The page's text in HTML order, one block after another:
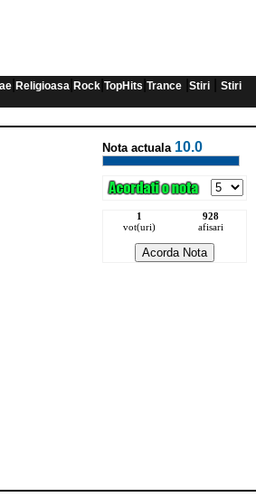
Religioasa Rock TopHits Trance Stiri
Stiri
Nota actuala 10.0
1
vot(uri)
928
afisari